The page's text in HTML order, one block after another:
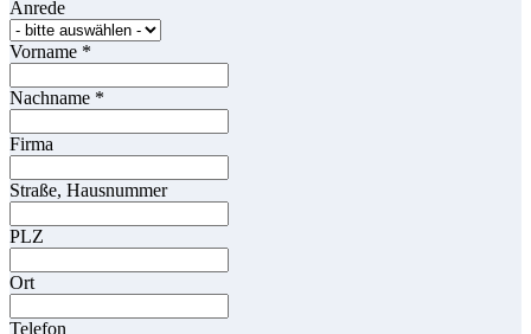
Anrede
Vorname *
Nachname *
Firma
Straße, Hausnummer
PLZ
Ort
Telefon